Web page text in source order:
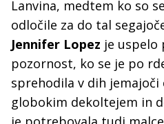
Lanvina, medtem ko so
odločile za do tal
Jennifer Lopez je
pozornost, ko se je po
sprehodila v dih
globokim dekoltejem in